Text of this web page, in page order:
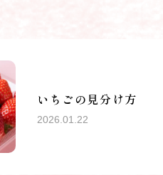
いちごの見分け方
2026.01.22